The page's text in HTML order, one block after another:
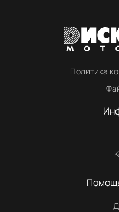
Политика